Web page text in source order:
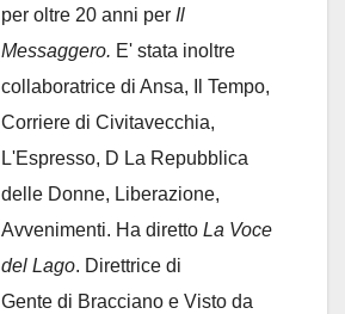
per oltre 20 anni per Il
Messaggero. E' stata inoltre
collaboratrice di Ansa, Il Tempo,
Corriere di Civitavecchia,
L'Espresso, D La Repubblica
delle Donne, Liberazione,
Avvenimenti. Ha diretto La Voce
del Lago. Direttrice di
Gente di Bracciano e Visto da